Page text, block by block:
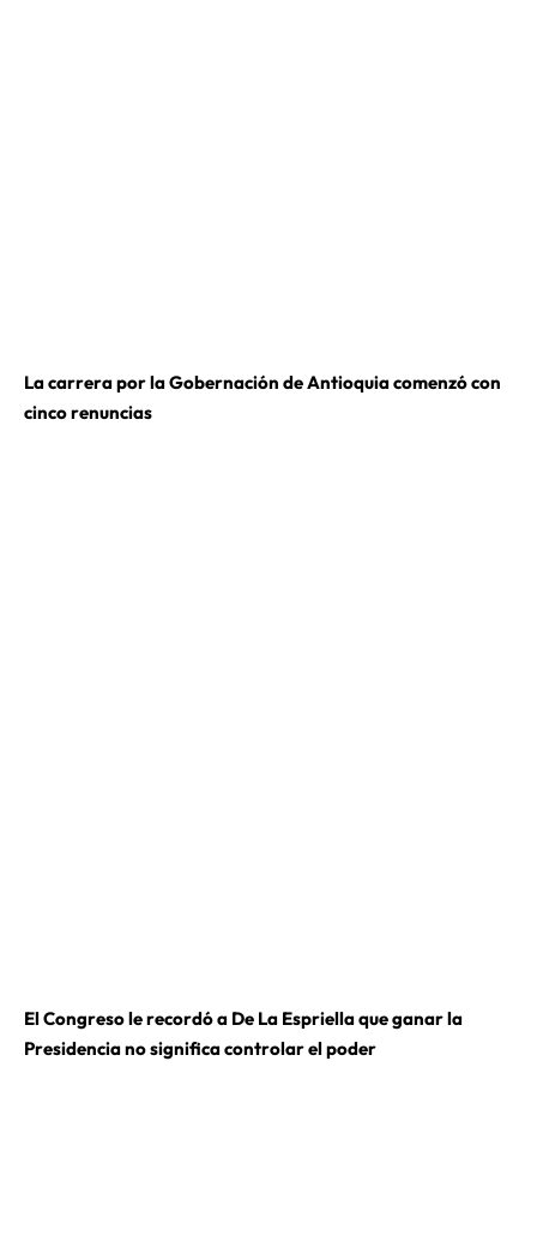
La carrera por la Gobernación de Antioquia comenzó con
cinco renuncias
El Congreso le recordó a De La Espriella que ganar la
Presidencia no significa controlar el poder